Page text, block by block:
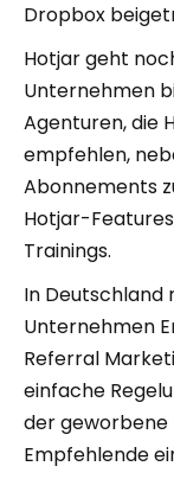
Dropbox
Hotjar geht
Unternehmen
Agenturen, die
empfehlen,
Abonnements
Hotjar-
Trainings.
In Deutschland
Unternehmen
Referral
einfache
der geworbene
Empfehlende